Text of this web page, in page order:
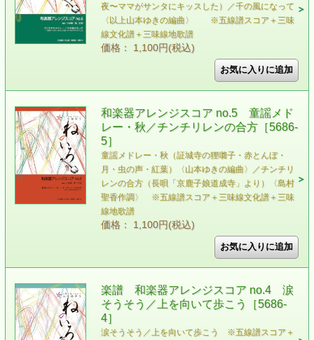
夜〜ママがサンタにキッスした）／千の風になって
〈以上山本ゆきの編曲〉 ※五線譜スコア＋三味
線文化譜＋三味線地歌譜
価格： 1,100円(税込)
和楽器アレンジスコア no.5 童謡メド
レー・秋／チンチリレンの合方［5686-
5］
童謡メドレー・秋（証城寺の狸囃子・赤とんぼ・
月・虫の声・紅葉）〈山本ゆきの編曲〉／チンチリ
レンの合方（長唄「京鹿子娘道成寺」より）〈島村
聖香作調〉 ※五線譜スコア＋三味線文化譜＋三味
線地歌譜
価格： 1,100円(税込)
楽譜 和楽器アレンジスコア no.4 涙
そうそう／上を向いて歩こう［5686-
4］
涙そうそう／上を向いて歩こう ※五線譜スコア＋